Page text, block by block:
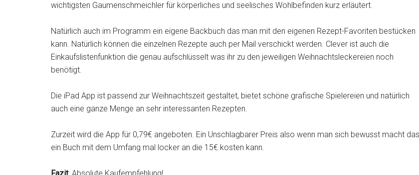
wichtigsten Gaumenschmeichler für körperliches und seelisches Wohlbefinden kurz erläutert.
Natürlich auch im Programm ein eigene Backbuch das man mit den eigenen Rezept-Favoriten bestücken
kann. Natürlich können die einzelnen Rezepte auch per Mail verschickt werden. Clever ist auch die
Einkaufslistenfunktion die genau aufschlüsselt was ihr zu den jeweiligen Weihnachtsleckereien noch
benötigt.
Die iPad App ist passend zur Weihnachtszeit gestaltet, bietet schöne grafische Spielereien und natürlich
auch eine ganze Menge an sehr interessanten Rezepten.
Zurzeit wird die App für 0,79€ angeboten. Ein Unschlagbarer Preis also wenn man sich bewusst macht das
ein Buch mit dem Umfang mal locker an die 15€ kosten kann.